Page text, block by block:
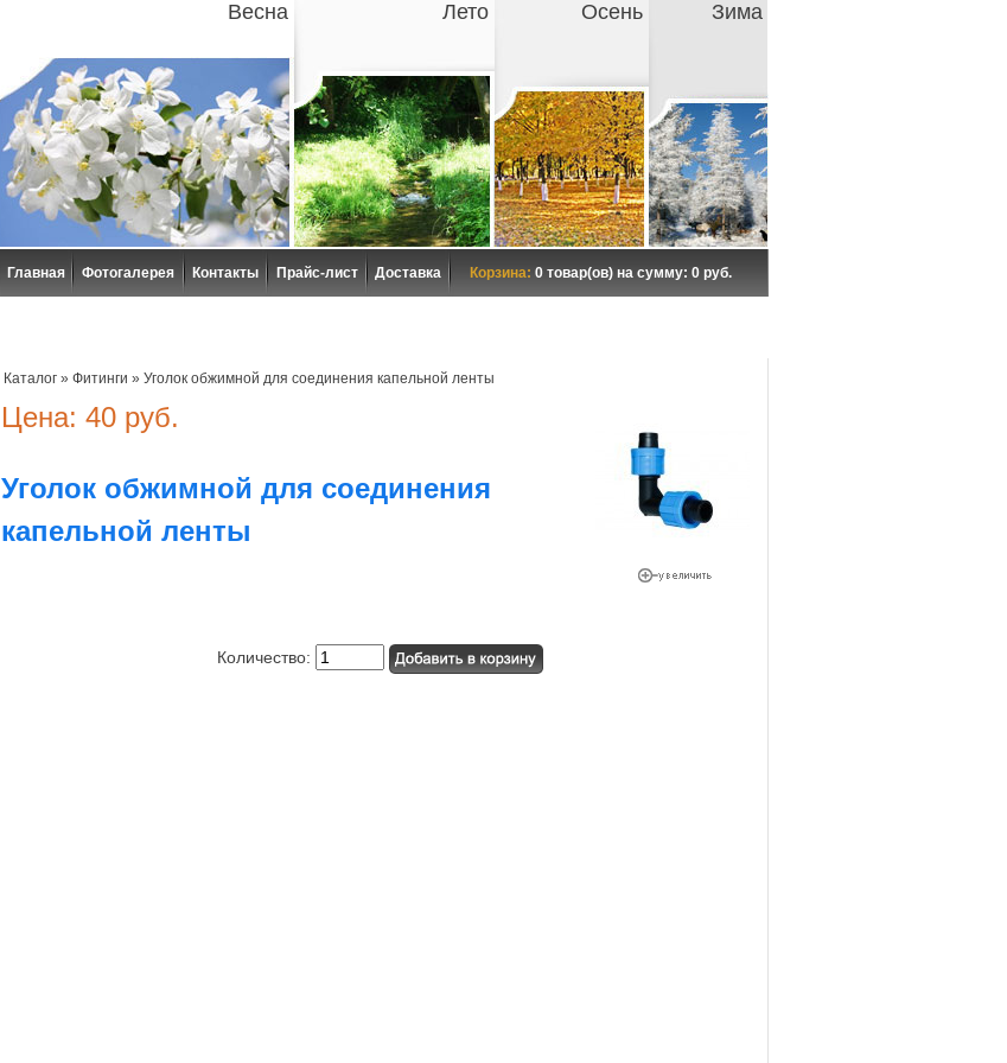
Весна Лето Осень Зима
Главная Фотогалерея Контакты Прайс-лист Доставка Корзина: 0 товар(ов) на сумму: 0 руб.
Каталог » Фитинги » Уголок обжимной для соединения капельной ленты
Цена: 40 руб.
Уголок обжимной для соединения
капельной ленты
Количество: